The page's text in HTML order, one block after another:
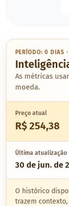
PERÍODO: 0 DIAS
As métricas
moeda.
Preço atual
R$ 254,38
Última atualização
30 de jun. de
O histórico
trazem